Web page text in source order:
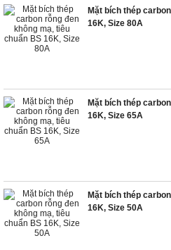
Mặt bích thép
16K, Size 80A
Mặt bích thép
16K, Size 65A
Mặt bích thép
16K, Size 50A